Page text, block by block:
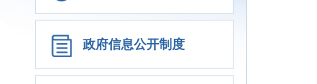
政府信息公开制度